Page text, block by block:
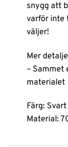
snygg att
varför inte
väljer!
Mer
– Sammet
materialet
Färg: Svart
Material: